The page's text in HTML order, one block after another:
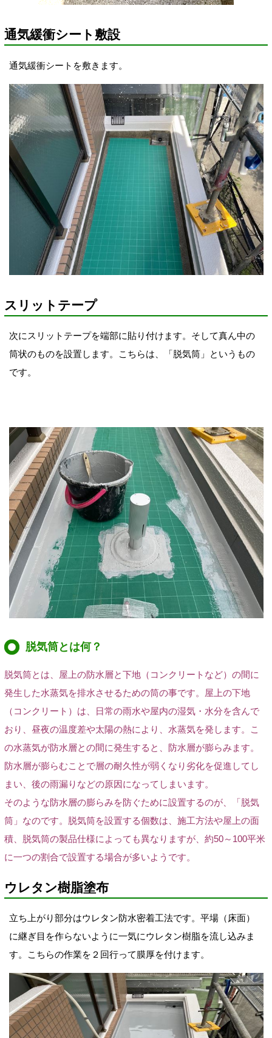
通気緩衝シート敷設
通気緩衝シートを敷きます。
スリットテープ
次にスリットテープを端部に貼り付けます。そして真ん中の
筒状のものを設置します。こちらは、「脱気筒」というもの
です。
脱気筒とは何？
脱気筒とは、屋上の防水層と下地（コンクリートなど） の間に
発生した水蒸気を排水させるための筒の事です。屋上の下地
（コンクリート） は、日常の雨水や屋内の湿気・水分を含んで
おり、昼夜の温度差や太陽の熱により、水蒸気を発します。こ
の水蒸気が防水層との間に発生すると、防水層が膨らみます。
防水層が膨らむことで層の耐久性が弱くなり劣化を促進してし
まい、後の雨漏りなどの原因になってしまいます。
そのような防水層の膨らみを防ぐために設置するのが、「脱気
筒」なのです。脱気筒を設置する個数は、施工方法や屋上の面
積、脱気筒の製品仕様によっても異なりますが、約50～100平米
に一つの割合で設置する場合が多いようです。
ウレタン樹脂塗布
立ち上がり部分はウレタン防水密着工法です。平場（床面）
に継ぎ目を作らないように一気にウレタン樹脂を流し込みま
す。こちらの作業を２回行って膜厚を付けます。